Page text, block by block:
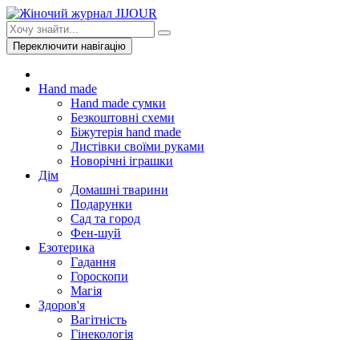
Переключити навігацію
Hand made
Hand made сумки
Безкоштовні схеми
Біжутерія hand made
Листівки своїми руками
Новорічні іграшки
Дім
Домашні тварини
Подарунки
Сад та город
Фен-шуй
Езотерика
Гадання
Гороскопи
Магія
Здоров'я
Вагітність
Гінекологія